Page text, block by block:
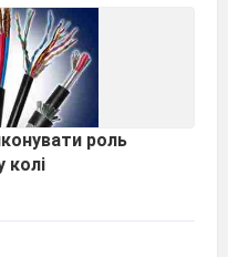
роль
колі